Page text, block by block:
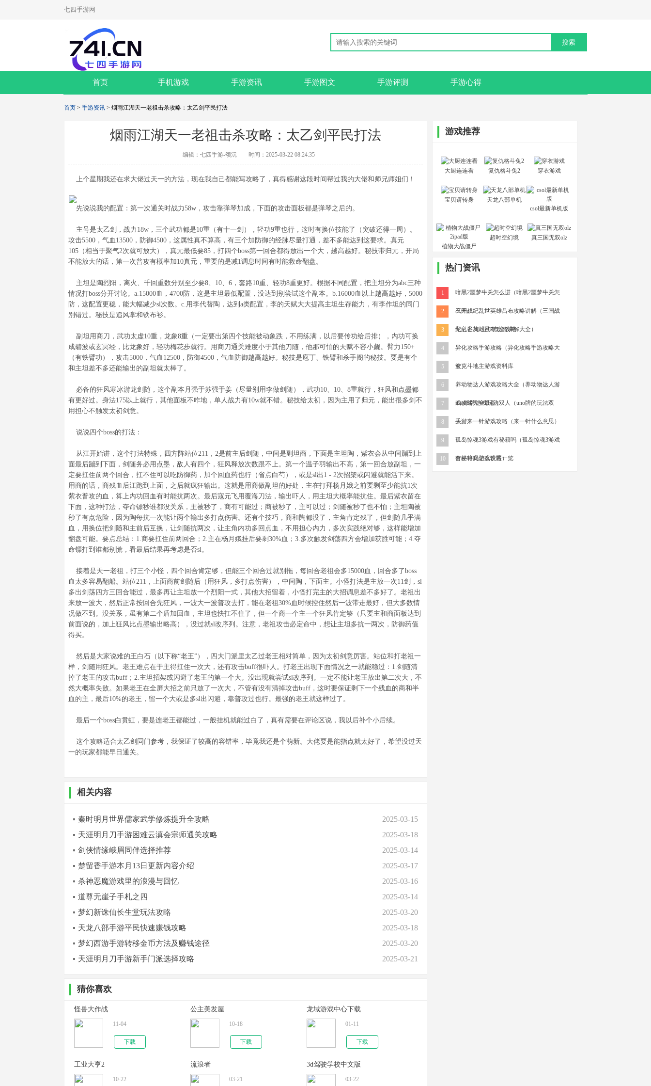
七四手游网
首页 手机游戏 手游资讯 手游图文 手游评测 手游心得
首页 > 手游资讯 > 烟雨江湖天一老祖击杀攻略：太乙剑平民打法
烟雨江湖天一老祖击杀攻略：太乙剑平民打法
编辑：七四手游-颂沅 时间：2025-03-22 08:24:35
上个星期我还在求大佬过天一的方法，现在我自己都能写攻略了，真得感谢这段时间帮过我的大佬和师兄师姐们！
先说说我的配置：第一次通关时战力58w，攻击靠弹琴加成，下面的攻击面板都是弹琴之后的。
主号是太乙剑，战力18w，三个武功都是10重（有十一剑），轻功9重也行，这时有换位技能了（突破还得一周）。
攻击5500，气血13500，防御4500，这属性真不算高，有三个加防御的经脉尽量打通，差不多能达到这要求。真元
105（相当于聚气2次就可放大），真元最低要85，打四个boss第一回合都得放出一个大，越高越好。秘技带归元，开局
不能放大的话，第一次普攻有概率加10真元，重要的是减1调息时间有时能救命翻盘。
主坦是陶烈阳，离火、千回重数分别至少要8、10、6，套路10重、轻功8重更好。根据不同配置，把主坦分为abc三种
情况打boss分开讨论。a.15000血，4700防，这是主坦最低配置，没达到别尝试这个副本。b.16000血以上越高越好，5000
防，这配置更稳，能大幅减少sl次数。c.用李代替陶，达到a类配置，李的天赋大大提高主坦生存能力，有李作坦的同门
别错过。秘技是追风掌和铁布衫。
副坦用商刀，武功太虚10重，龙象8重（一定要出第四个技能被动象跌，不用练满，以后要传功给后排），内功可换
成碧波或玄冥经，比龙象好，轻功梅花步就行。用商刀通关难度小于其他刀随，他那可怕的天赋不容小觑。臂力150+
（有铁臂功），攻击5000，气血12500，防御4500，气血防御越高越好。秘技是庖丁、铁臂和杀手阁的秘技。要是有个
和主坦差不多还能输出的副坦就太棒了。
必备的狂风寒冰游龙剑随，这个副本月强于苏强于姜（尽量别用李做剑随），武功10、10、8重就行，狂风和点墨都
有更好过。身法175以上就行，其他面板不咋地，单人战力有10w就不错。秘技给太初，因为主用了归元，能出很多剑不
用担心不触发太初剑意。
说说四个boss的打法：
从江开始讲，这个打法特殊，四方阵站位211，2是前主后剑随，中间是副坦商，下面是主坦陶，紫衣会从中间蹦到上
面最后蹦到下面，剑随务必用点墨，敌人有四个，狂风释放次数跟不上。第一个温子羽输出不高，第一回合放副坦，一
定要扛住前两个回合，扛不住可以吃防御药，加个回血药也行（省点白芍），或是sl出1 - 2次招架或闪避就能活下来。
用商的话，商残血后江跑到上面，之后就疯狂输出。这就是用商做副坦的好处，主在打拜杨月娥之前要剩至少能抗1次
紫衣普攻的血，算上内功回血有时能抗两次。最后寇元飞用覆海刀法，输出吓人，用主坦大概率能抗住。最后紫衣留在
下面，这种打法，夺命镖秒谁都没关系，主被秒了，商有可能过；商被秒了，主可以过；剑随被秒了也不怕；主坦陶被
秒了有点危险，因为陶每抗一次能让两个输出多打点伤害。还有个技巧，商和陶都没了，主角肯定残了，但剑随几乎满
血，用换位把剑随和主前后互换，让剑随抗两次，让主角内功多回点血，不用担心内力，多次实践绝对够，这样能增加
翻盘可能。要点总结：1.商要扛住前两回合；2.主在杨月娥挂后要剩30%血；3.多次触发剑荡四方会增加获胜可能；4.夺
命镖打到谁都别慌，看最后结果再考虑是否sl。
接着是天一老祖，打三个小怪，四个回合肯定够，但能三个回合过就别拖，每回合老祖会多15000血，回合多了boss
血太多容易翻船。站位211，上面商前剑随后（用狂风，多打点伤害），中间陶，下面主。小怪打法是主放一次11剑，sl
多出剑荡四方三回合能过，最多再让主坦放一个烈阳一式，其他大招留着，小怪打完主的大招调息差不多好了。老祖出
来放一波大，然后正常按回合先狂风，一波大一波普攻去打，能在老祖30%血时候控住然后一波带走最好，但大多数情
况做不到。没关系，虽有第二个盾加回血，主坦也快扛不住了，但一个商一个主一个狂风肯定够（只要主和商面板达到
前面说的，加上狂风比点墨输出略高），没过就sl改序列。注意，老祖攻击必定命中，想让主坦多抗一两次，防御药值
得买。
然后是大家说难的王白石（以下称“老王”），四大门派里太乙过老王相对简单，因为太初剑意厉害。站位和打老祖一
样，剑随用狂风。老王难点在于主得扛住一次大，还有攻击buff很吓人。打老王出现下面情况之一就能稳过：1.剑随清
掉了老王的攻击buff；2.主坦招架或闪避了老王的第一个大。没出现就尝试sl改序列。一定不能让老王放出第二次大，不
然大概率失败。如果老王在全屏大招之前只放了一次大，不管有没有清掉攻击buff，这时要保证剩下一个残血的商和半
血的主，最后10%的老王，留一个大或是多sl出闪避，靠普攻过也行。最强的老王就这样过了。
最后一个boss白贯虹，要是连老王都能过，一般挂机就能过白了，真有需要在评论区说，我以后补个小后续。
这个攻略适合太乙剑同门参考，我保证了较高的容错率，毕竟我还是个萌新。大佬要是能指点就太好了，希望没过天
一的玩家都能早日通关。
相关内容
秦时明月世界儒家武学修炼提升全攻略
2025-03-15
天涯明月刀手游困难云滇会宗师通关攻略
2025-03-18
剑侠情缘峨眉同伴选择推荐
2025-03-14
楚留香手游本月13日更新内容介绍
2025-03-17
杀神恶魔游戏里的浪漫与回忆
2025-03-16
道尊无崖子手札之四
2025-03-14
梦幻新诛仙长生堂玩法攻略
2025-03-20
天龙八部手游平民快速赚钱攻略
2025-03-18
梦幻西游手游转移金币方法及赚钱途径
2025-03-20
天涯明月刀手游新手门派选择攻略
2025-03-21
猜你喜欢
怪兽大作战
11-04
下载
公主美发屋
10-18
下载
龙域游戏中心下载
01-11
下载
工业大亨2
10-22
流浪者
03-21
3d驾驶学校中文版
03-22
游戏推荐
大厨连连看 复仇格斗兔2 穿衣游戏
宝贝请转身
天龙八部单机
csol最新单机版
植物大战僵尸
超时空幻境 真三国无双olz
热门资讯
1 暗黑2噩梦牛关怎么进（暗黑2噩梦牛关怎
么开）
2 三国战纪乱世英雄吕布攻略讲解（三国战
纪乱世英雄吕布攻略讲解大全）
3 龙之谷2职业加点全攻略
4 异化攻略手游攻略（异化攻略手游攻略大
全）
5 波克斗地主游戏资料库
6 养动物达人游戏攻略大全（养动物达人游
戏攻略大全最新）
7 uno纸牌游戏玩法双人（uno牌的玩法双
人）
8 手游来一针游戏攻略（来一针什么意思）
9 孤岛惊魂3游戏有秘籍吗（孤岛惊魂3游戏
有秘籍吗怎么设置）
10 合并符文游戏攻略一览